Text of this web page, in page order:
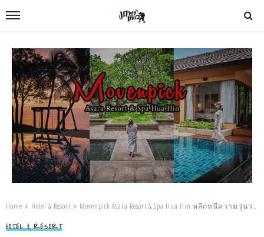
Home Hotel & Resort Movenpick Asara Resort & Spa Hua Hin หลีกหนีความวุ่นวายในเมือง มาพักผ่อนนอน Poolvilla ในสวน ชายทะเลหัวหิน
HOTEL & RESORT